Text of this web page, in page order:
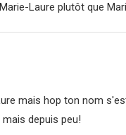
Laure plutôt que
mais hop ton nom
depuis peu!